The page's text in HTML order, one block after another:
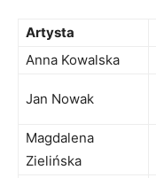
Artysta
Anna Kowalska
Jan Nowak
Magdalena
Zielińska